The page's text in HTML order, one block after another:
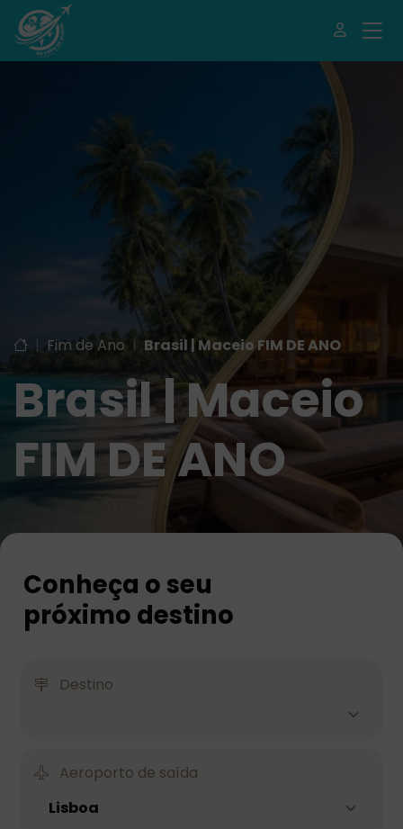
| Fim de Ano | Brasil | Maceio FIM DE ANO
Brasil | Maceio
FIM DE ANO
Conheça o seu
próximo destino
Destino
Aeroporto de saída